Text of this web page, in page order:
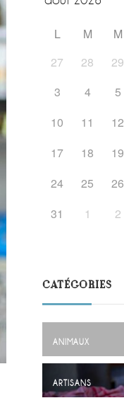
L M M
27
28 29
3
4 5
10
11 12
17
18 19
24
25 26
31
1 2
CATÉGORIES
ANIMAUX
ARTISANS